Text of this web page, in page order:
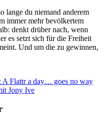
lange du niemand anderem
immer mehr bevölkertem
denkt drüber nach, wenn
es setzt sich für die Freiheit
Und um die zu gewinnen,
A Flattr a day… goes no way
Jony Ive